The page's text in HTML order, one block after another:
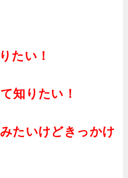
たい！
知りたい！
たいけどきっかけ